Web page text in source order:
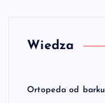
Wiedza
Ortopeda od barku